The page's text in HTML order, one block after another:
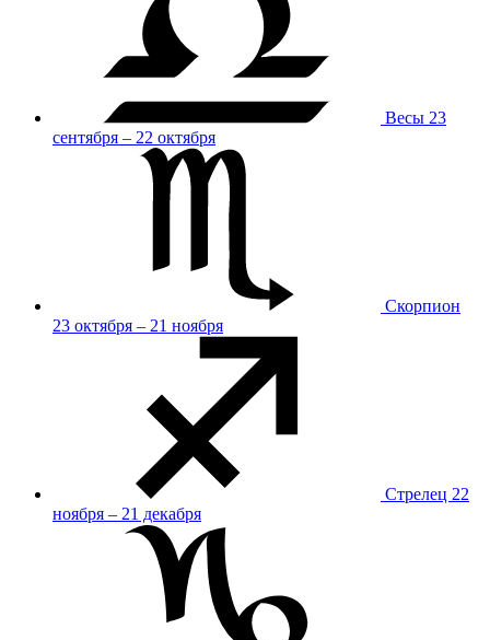
Весы 23
сентября – 22 октября
Скорпион
23 октября – 21 ноября
Стрелец 22
ноября – 21 декабря